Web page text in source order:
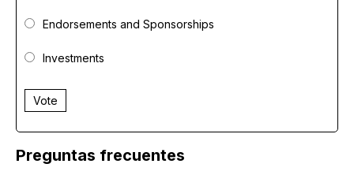
Endorsements and Sponsorships
Investments
Vote
Preguntas frecuentes